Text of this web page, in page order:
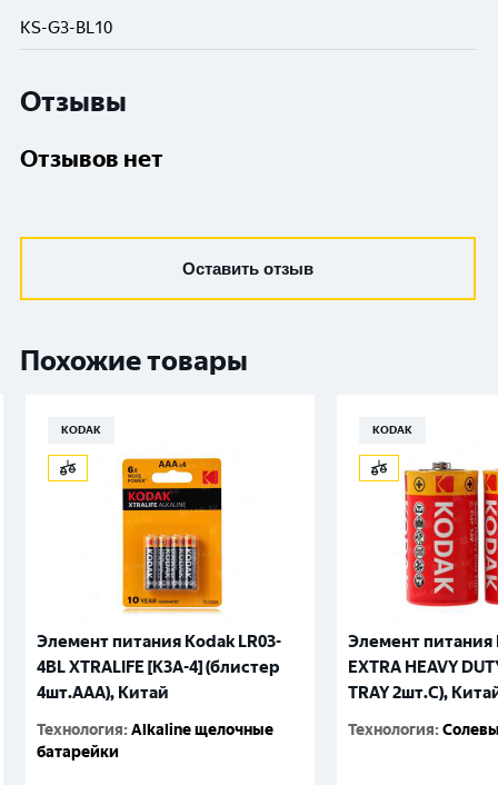
KS-G3-BL10
Отзывы
Отзывов нет
Оставить отзыв
Похожие товары
KODAK
Элемент питания Kodak LR03-
4BL XTRALIFE [K3A-4] (блистер
4шт.AАА), Китай
Технология:Alkaline щелочные
батарейки
KODAK
Элемент питания
EXTRA HEAVY
TRAY 2шт.C),
Технология: